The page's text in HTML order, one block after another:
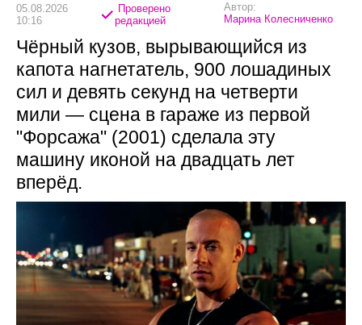
05.08.2026
10:16
Проверено
редакцией
Автор:
Марина Колесниченко
Чёрный кузов, вырывающийся из
капота нагнетатель, 900 лошадиных
сил и девять секунд на четверти
мили — сцена в гараже из первой
"Форсажа" (2001) сделала эту
машину иконой на двадцать лет
вперёд.